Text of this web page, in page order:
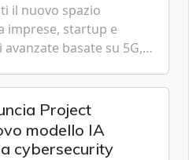
il nuovo spazio
imprese, startup e
basate su 5G,
Project
modello IA
cybersecurity